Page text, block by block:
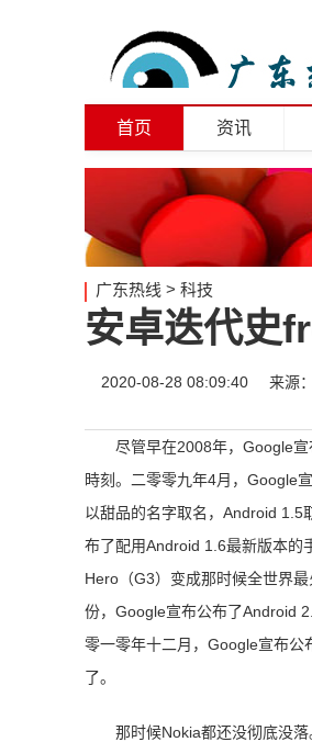
首页 资讯
广东热线 > 科技
安卓迭代史
2020-08-28 08:09:40 来源：
尽管早在2008年，Google
時刻。
二零零九年4月，Google
以甜品的名字取名，Android 1.5
布了配用Android 1.6最新版本的
Hero（G3）变成那时候全世界
份，Google宣布公布了Android
零一零年十二月，Google宣布
了。
那时候Nokia都还没彻底没